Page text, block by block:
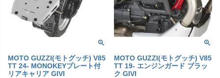
MOTO GUZZI(モトグッチ) V85
TT 24- MONOKEYプレート付
リアキャリア GIVI
MOTO GUZZI(モトグッチ) V85
TT 19- エンジンガード ブラッ
ク GIVI